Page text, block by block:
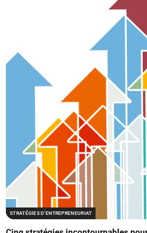
STRATÉGIES D'ENTREPRENEURIAT